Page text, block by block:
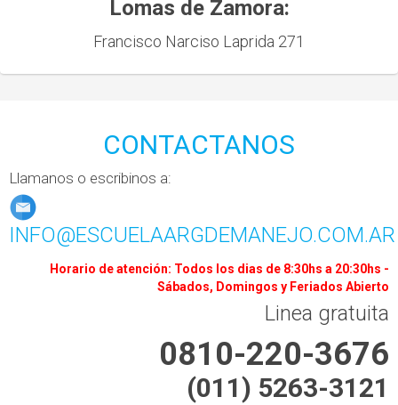
Lomas de Zamora:
Francisco Narciso Laprida 271
CONTACTANOS
Llamanos o escribinos a:
INFO@ESCUELAARGDEMANEJO.COM.AR
Horario de atención: Todos los dias de 8:30hs a 20:30hs -
Sábados, Domingos y Feriados Abierto
Linea gratuita
0810-220-3676
(011) 5263-3121